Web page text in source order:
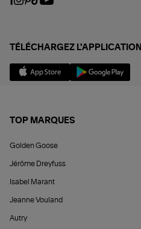
TÉLÉCHARGEZ L'APPLICATION
TOP MARQUES
Golden Goose
Jérôme Dreyfuss
Isabel Marant
Jeanne Vouland
Autry